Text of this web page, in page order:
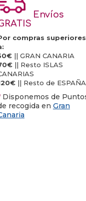
Envíos
compras superiores
|| GRAN CANARIA
|| Resto ISLAS
|| Resto de ESPAÑA
Disponemos de
recogida en Gran